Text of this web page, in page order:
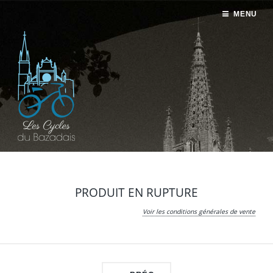
PRODUIT EN RUPTURE
Voir les conditions générales de vente
MENU